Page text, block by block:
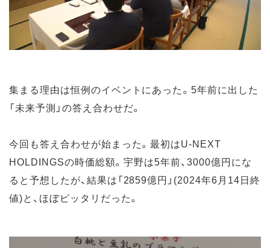
集まる理由は恒例のイベントにあった。5年前に出した
「未来予測」の答え合わせだ。
今回も答え合わせが始まった。最初はU-NEXT
HOLDINGSの時価総額。宇野は5年前、3000億円にな
ると予想したが、結果は「2859億円」(2024年6月14日終
値)と、ほぼピッタリだった。